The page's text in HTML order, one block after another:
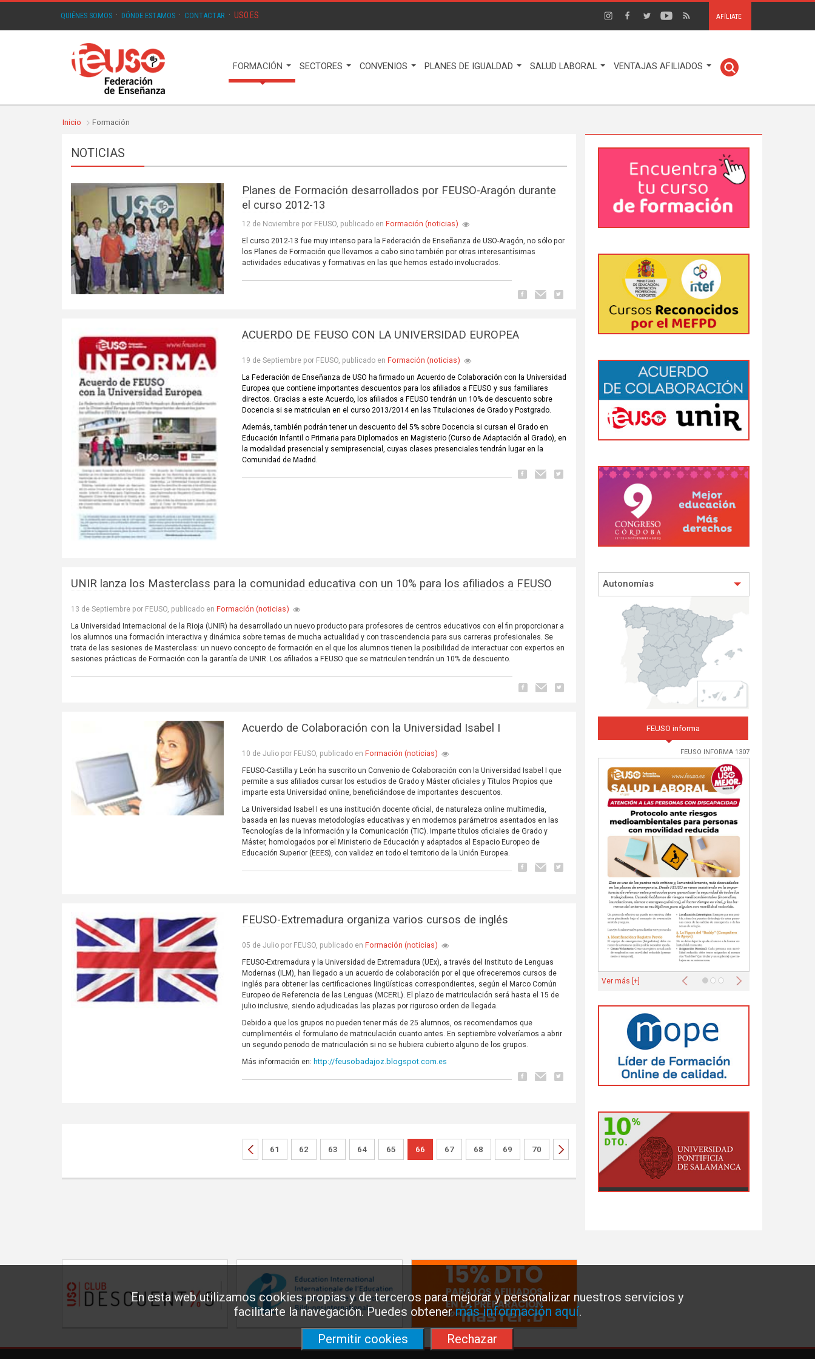
En esta web utilizamos cookies propias y de terceros para mejorar y personalizar nuestros servicios y
facilitarte la navegación. Puedes obtenermás información aquí.
Permitir cookies
Rechazar
QUIÉNES SOMOS · DÓNDE ESTAMOS · CONTACTAR · USO.ES AFÍLIATE
FORMACIÓN SECTORES CONVENIOS PLANES DE IGUALDAD SALUD LABORAL VENTAJAS AFILIADOS
Inicio Formación
NOTICIAS
Planes de Formación desarrollados por FEUSO-Aragón durante
el curso 2012-13
12 de Noviembre por FEUSO, publicado en Formación (noticias)
El curso 2012-13 fue muy intenso para la Federación de Enseñanza de USO-Aragón, no sólo por
los Planes de Formación que llevamos a cabo sino también por otras interesantísimas
actividades educativas y formativas en las que hemos estado involucrados.
ACUERDO DE FEUSO CON LA UNIVERSIDAD EUROPEA
19 de Septiembre por FEUSO, publicado en Formación (noticias)
La Federación de Enseñanza de USO ha firmado un Acuerdo de Colaboración con la Universidad
Europea que contiene importantes descuentos para los afiliados a FEUSO y sus familiares
directos. Gracias a este Acuerdo, los afiliados a FEUSO tendrán un 10% de descuento sobre
Docencia si se matriculan en el curso 2013/2014 en las Titulaciones de Grado y Postgrado.
Además, también podrán tener un descuento del 5% sobre Docencia si cursan el Grado en
Educación Infantil o Primaria para Diplomados en Magisterio (Curso de Adaptación al Grado), en
la modalidad presencial y semipresencial, cuyas clases presenciales tendrán lugar en la
Comunidad de Madrid.
UNIR lanza los Masterclass para la comunidad educativa con un 10% para los afiliados a FEUSO
13 de Septiembre por FEUSO, publicado en Formación (noticias)
La Universidad Internacional de la Rioja (UNIR) ha desarrollado un nuevo producto para profesores de centros educativos con el fin proporcionar a
los alumnos una formación interactiva y dinámica sobre temas de mucha actualidad y con trascendencia para sus carreras profesionales. Se
trata de las sesiones de Masterclass: un nuevo concepto de formación en el que los alumnos tienen la posibilidad de interactuar con expertos en
sesiones prácticas de Formación con la garantía de UNIR. Los afiliados a FEUSO que se matriculen tendrán un 10% de descuento.
Acuerdo de Colaboración con la Universidad Isabel I
10 de Julio por FEUSO, publicado en Formación (noticias)
FEUSO-Castilla y León ha suscrito un Convenio de Colaboración con la Universidad Isabel I que
permite a sus afiliados cursar los estudios de Grado y Máster oficiales y Títulos Propios que
imparte esta Universidad online, beneficiándose de importantes descuentos.
La Universidad Isabel I es una institución docente oficial, de naturaleza online multimedia,
basada en las nuevas metodologías educativas y en modernos parámetros asentados en las
Tecnologías de la Información y la Comunicación (TIC). Imparte títulos oficiales de Grado y
Máster, homologados por el Ministerio de Educación y adaptados al Espacio Europeo de
Educación Superior (EEES), con validez en todo el territorio de la Unión Europea.
FEUSO-Extremadura organiza varios cursos de inglés
05 de Julio por FEUSO, publicado en Formación (noticias)
FEUSO-Extremadura y la Universidad de Extremadura (UEx), a través del Instituto de Lenguas
Modernas (ILM), han llegado a un acuerdo de colaboración por el que ofreceremos cursos de
inglés para obtener las certificaciones lingüísticas correspondientes, según el Marco Común
Europeo de Referencia de las Lenguas (MCERL). El plazo de matriculación será hasta el 15 de
julio inclusive, siendo adjudicadas las plazas por riguroso orden de llegada.
Debido a que los grupos no pueden tener más de 25 alumnos, os recomendamos que
cumplimentéis el formulario de matriculación cuanto antes. En septiembre volveríamos a abrir
un segundo periodo de matriculación si no se hubiera cubierto alguno de los grupos.
Más información en: http://feusobadajoz.blogspot.com.es
61 62 63 64 65 66 67 68 69 70
Autonomías
FEUSO informa
FEUSO INFORMA 1307
Anterior Siguiente
Ver más [+]